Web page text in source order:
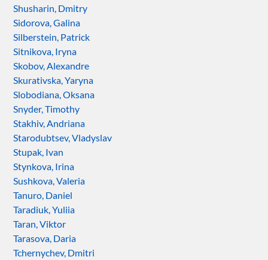
Shusharin, Dmitry
Sidorova, Galina
Silberstein, Patrick
Sitnikova, Iryna
Skobov, Alexandre
Skurativska, Yaryna
Slobodiana, Oksana
Snyder, Timothy
Stakhiv, Andriana
Starodubtsev, Vladyslav
Stupak, Ivan
Stynkova, Irina
Sushkova, Valeria
Tanuro, Daniel
Taradiuk, Yuliia
Taran, Viktor
Tarasova, Daria
Tchernychev, Dmitri